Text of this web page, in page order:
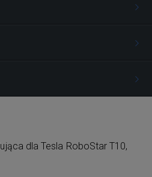
dla Tesla RoboStar T10,